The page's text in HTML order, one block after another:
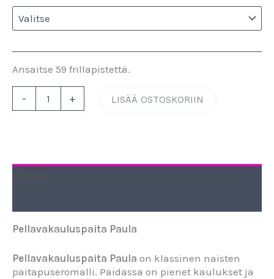
Ansaitse 59 frillapistettä.
- + LISÄÄ OSTOSKORIIN
Pellavakauluspaita Paula
Pellavakauluspaita Paula on klassinen naisten
paitapuseromalli. Paidassa on pienet kaulukset ja